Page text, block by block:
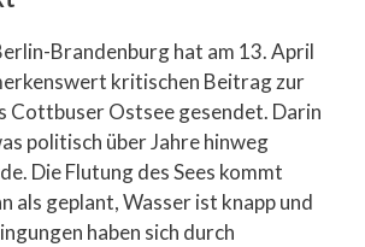
Brandenburg hat am 13. April
kritischen Beitrag zur
Cottbuser Ostsee gesendet. Darin
politisch über Jahre hinweg
Die Flutung des Sees kommt
als geplant, Wasser ist knapp und
haben sich durch